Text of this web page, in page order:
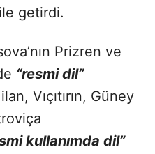
getirdi.
Prizren ve
“resmi dil”
Vıçıtırın, Güney
kullanımda dil”